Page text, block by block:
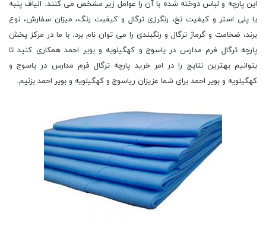
این پارچه و لباس دوخته شده با آن را عوامل زیر مشخص می کنند. الیاف پنبه
یا پلی استر و کیفیت نخ، رنگرزی ترگال و کیفیت رنگ، میزان سفارش، نوع
برند، ضخامت و گرماژ ترگال و رنگبندی را می توان نام برد. با ما در مرکز پخش
پارچه ترگال فرم مدارس در یاسوج و کهگیلویه و بویر احمد همکاری کنید تا
بتوانیم بهترین نتایج را در امر خرید پارچه ترگال فرم مدارس در یاسوج و
کهگیلویه و بویر احمد برای شما عزیزان ریاسوج و کهگیلویه و بویر احمد بزنیم.